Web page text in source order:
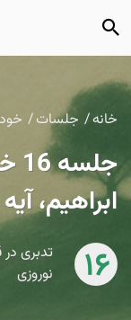
خانه جلسات
ابراهیم، آیه 10
16
نوروزی